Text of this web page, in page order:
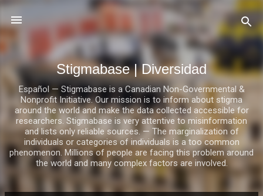
Ir al contenido principal
Stigmabase | Diversidad
Español — Stigmabase is a Canadian Non-Governmental &
Nonprofit Initiative. Our mission is to inform about stigma
around the world and make the data collected accessible for
researchers. Stigmabase is very attentive to misinformation
and lists only reliable sources. — The marginalization of
individuals or categories of individuals is a too common
phenomenon. Millions of people are facing this problem around
the world and many complex factors are involved.